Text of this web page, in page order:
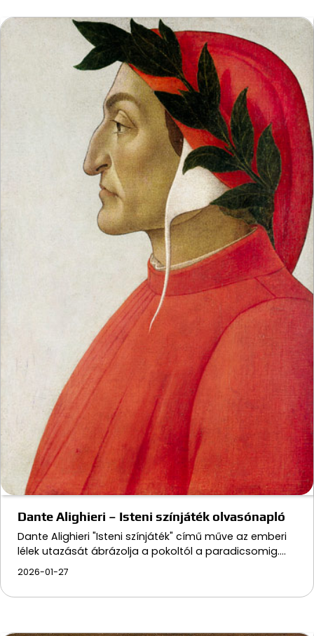
Dante Alighieri – Isteni színjáték olvasónapló
Dante Alighieri "Isteni színjáték" című műve az emberi
lélek utazását ábrázolja a pokoltól a paradicsomig.…
2026-01-27